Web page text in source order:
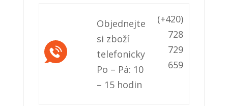
Objednejte
si zboží
telefonicky
Po – Pá: 10
– 15 hodin
(+420)
728
729
659